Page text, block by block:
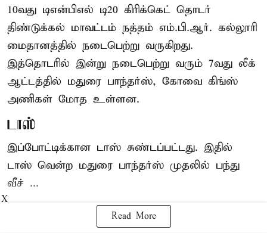
10வது டிஎன்பிஎல் டி20 கிரிக்கெட் தொடர்
திண்டுக்கல் மாவட்டம் நத்தம் எம்.பி.ஆர். கல்லூரி
மைதானத்தில் நடைபெற்று வருகிறது.
இத்தொடரில் இன்று நடைபெற்று வரும் 7வது லீக்
ஆட்டத்தில் மதுரை பாந்தர்ஸ், கோவை கிங்ஸ்
அணிகள் மோத உள்ளன.
டாஸ்
இப்போட்டிக்கான டாஸ் சுண்டப்பட்டது. இதில்
டாஸ் வென்ற மதுரை பாந்தர்ஸ் முதலில் பந்து
வீச் ...
Read More
X